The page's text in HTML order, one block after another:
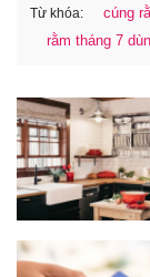
Từ khóa: cúng
rằm tháng 7